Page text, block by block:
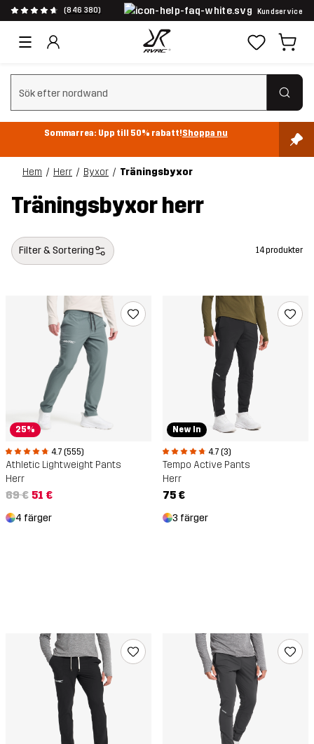
(846 380) Kundservice
Rensa sök
Sommarrea: Upp till 50% rabatt!Shoppa nu
Hem Herr Byxor Träningsbyxor
Träningsbyxor herr
Filter & Sortering 14 produkter
25%
4.7 (555)
Athletic Lightweight Pants
Herr
69 € 51 €
4 färger
New In
4.7 (3)
Tempo Active Pants
Herr
75 €
3 färger